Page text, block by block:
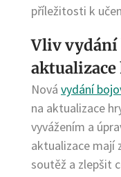
příležitosti k
Vliv
Nová vydání
na aktualizace
vyvážením a
aktualizace mají
soutěž a zlepšit